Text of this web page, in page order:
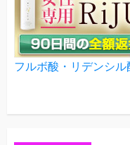
フルボ酸・リデンシル